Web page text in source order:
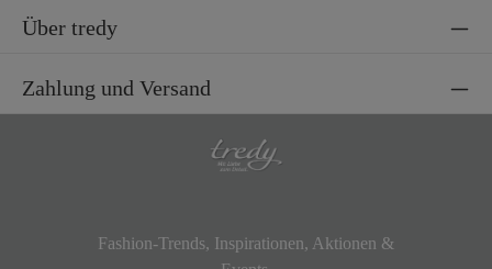
Über tredy
Zahlung und Versand
Fashion-Trends, Inspirationen, Aktionen &